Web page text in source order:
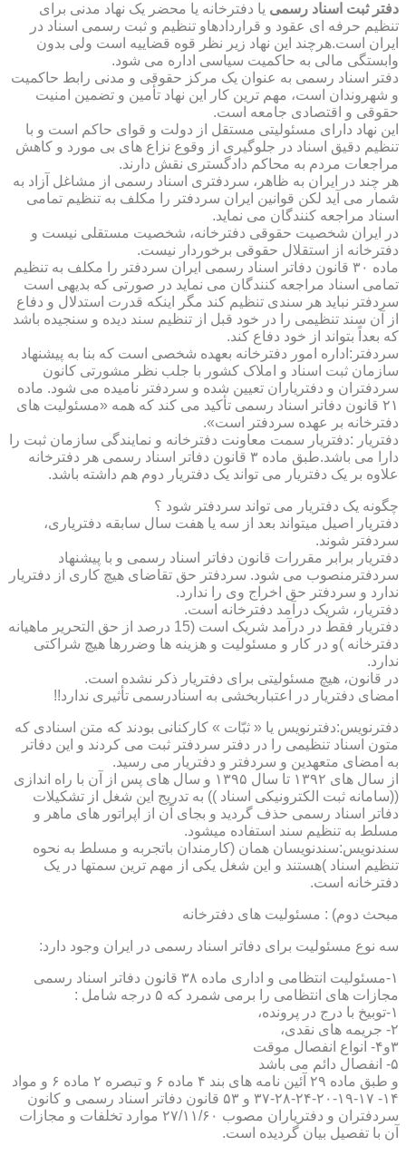
دفتر ثبت اسناد رسمی یا دفترخانه یا محضر یک نهاد مدنی برای
تنظیم حرفه ای عقود و قراردادهاو تنظیم و ثبت رسمی اسناد در
ایران است.هرچند این نهاد زیر نظر قوه قضاییه است ولی بدون
وابستگی مالی به حاکمیت سیاسی اداره می شود.
دفتر اسناد رسمی به عنوان یک مرکز حقوقی و مدنی رابط حاکمیت
و شهروندان است، مهم ترین کار این نهاد تأمین و تضمین امنیت
حقوقی و اقتصادی جامعه است.
این نهاد دارای مسئولیتی مستقل از دولت و قوای حاکم است و با
تنظیم دقیق اسناد در جلوگیری از وقوع نزاع های بی مورد و کاهش
مراجعات مردم به محاکم دادگستری نقش دارند.
هر چند در ایران به ظاهر، سردفتری اسناد رسمی از مشاغل آزاد به
شمار می آید لکن قوانین ایران سردفتر را مکلف به تنظیم تمامی
اسناد مراجعه کنندگان می نماید.
در ایران شخصیت حقوقی دفترخانه، شخصیت مستقلی نیست و
دفترخانه از استقلال حقوقی برخوردار نیست.
ماده ۳۰ قانون دفاتر اسناد رسمی ایران سردفتر را مکلف به تنظیم
تمامی اسناد مراجعه کنندگان می نماید در صورتی که بدیهی است
سردفتر نباید هر سندی تنظیم کند مگر اینکه قدرت استدلال و دفاع
از آن سند تنظیمی را در خود قبل از تنظیم سند دیده و سنجیده باشد
که بعداً بتواند از خود دفاع کند.
سردفتر:اداره امور دفترخانه بعهده شخصی است که بنا به پیشنهاد
سازمان ثبت اسناد و املاک کشور با جلب نظر مشورتی کانون
سردفتران و دفتریاران تعیین شده و سردفتر نامیده می شود. ماده
۲۱ قانون دفاتر اسناد رسمی تأکید می کند که همه «مسئولیت های
دفترخانه بر عهده سردفتر است».
دفتریار :دفتریار سمت معاونت دفترخانه و نمایندگی سازمان ثبت را
دارا می باشد.طبق ماده ۳ قانون دفاتر اسناد رسمی هر دفترخانه
علاوه بر یک دفتریار می تواند یک دفتریار دوم هم داشته باشد.
چگونه یک دفتریار می تواند سردفتر شود ؟
دفتریار اصیل میتواند بعد از سه یا هفت سال سابقه دفتریاری،
سردفتر شوند.
دفتریار برابر مقررات قانون دفاتر اسناد رسمی و با پیشنهاد
سردفترمنصوب می شود. سردفتر حق تقاضای هیچ کاری از دفتریار
ندارد و سردفتر حق اخراج وی را ندارد.
دفتریار، شریک درآمد دفترخانه است.
دفتریار فقط در درآمد شریک است (15 درصد از حق التحریر ماهیانه
دفترخانه )و در کار و مسئولیت و هزینه ها وضررها هیچ شراکتی
ندارد.
در قانون، هیچ مسئولیتی برای دفتریار ذکر نشده است.
امضای دفتریار در اعتباربخشی به اسنادرسمی تأثیری ندارد!!
دفترنویس:دفترنویس یا « ثبّات » کارکنانی بودند که متن اسنادی که
متون اسناد تنظیمی را در دفتر سردفتر ثبت می کردند و این دفاتر
به امضای متعهدین و سردفتر و دفتریار می رسید.
از سال های ۱۳۹۲ تا سال ۱۳۹۵ و سال های پس از آن با راه اندازی
((سامانه ثبت الکترونیکی اسناد )) به تدریج این شغل از تشکیلات
دفاتر اسناد رسمی حذف گردید و بجای آن از اپراتور های ماهر و
مسلط به تنظیم سند استفاده میشود.
سندنویس:سندنویسان همان (کارمندان باتجربه و مسلط به نحوه
تنظیم اسناد )هستند و این شغل یکی از مهم ترین سمتها در یک
دفترخانه است.
مبحث دوم) : مسئولیت های دفترخانه
سه نوع مسئولیت برای دفاتر اسناد رسمی در ایران وجود دارد:
۱-مسئولیت انتظامی و اداری ماده ۳۸ قانون دفاتر اسناد رسمی
مجازات های انتظامی را برمی شمرد که ۵ درجه شامل :
۱-توبیخ با درج در پرونده،
۲- جریمه های نقدی،
۳و۴- انواع انفصال موقت
۵- انفصال دائم می باشد
و طبق ماده ۲۹ آئین نامه های بند ۴ ماده ۶ و تبصره ۲ ماده ۶ و مواد
۱۴- ۱۷-۱۹-۲۰-۲۴-۲۸-۳۷ و ۵۳ قانون دفاتر اسناد رسمی و کانون
سردفتران و دفتریاران مصوب ۲۷/۱۱/۶۰ موارد تخلفات و مجازات
آن با تفصیل بیان گردیده است.